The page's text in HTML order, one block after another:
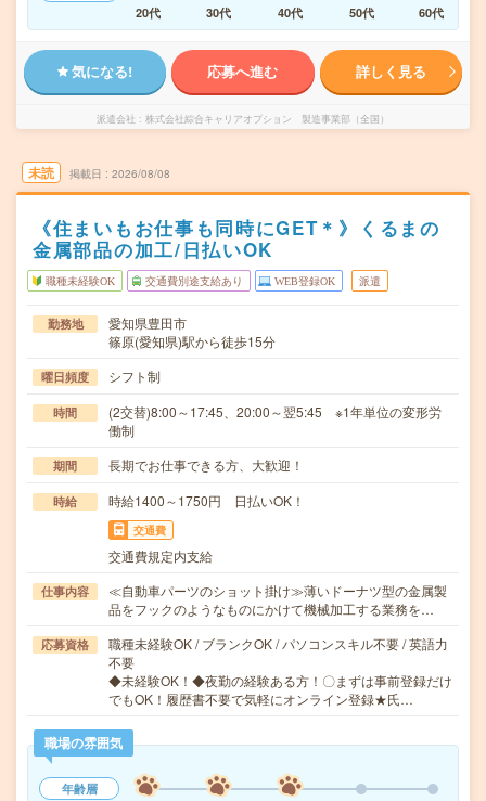
20代
30代 40代 50代 60代
気になる! 応募へ進む 詳しく見る
派遣会社 株式会社綜合キャリアオプション 製造事業部（全国）
未読 掲載日 2026/08/08
《住まいもお仕事も同時にGET＊》くるまの
金属部品の加工/日払いOK
職種未経験OK 交通費別途支給あり WEB登録OK 派遣
勤務地
愛知県豊田市
篠原(愛知県)駅から徒歩15分
曜日頻度 シフト制
時間
(2交替)8:00～17:45、20:00～翌5:45 ※1年単位の変形労
働制
期間 長期でお仕事できる方、大歓迎！
時給 時給1400～1750円 日払いOK！
交通費
交通費規定内支給
仕事内容
≪自動車パーツのショット掛け≫薄いドーナツ型の金属製
品をフックのようなものにかけて機械加工する業務を…
応募資格
職種未経験OK / ブランクOK / パソコンスキル不要 / 英語力
不要
◆未経験OK！◆夜勤の経験ある方！〇まずは事前登録だけ
でもOK！履歴書不要で気軽にオンライン登録★氏…
職場の雰囲気
年齢層